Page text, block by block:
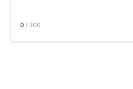
0 / 300